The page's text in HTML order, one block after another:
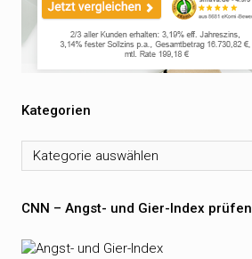
Kategorien
Kategorien
CNN – Angst- und Gier-Index prüfen